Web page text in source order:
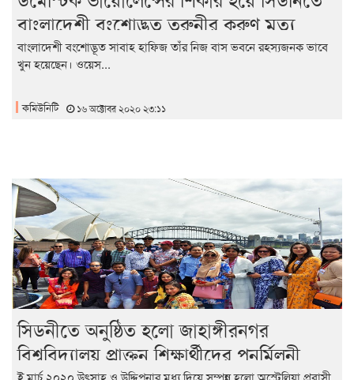
বাংলাদেশী বংশোদ্ভূত তরুনীর করুণ মৃত্যু
বাংলাদেশী বংশোদ্ভূত সাবাহ হাফিজ তাঁর নিজ বাস ভবনে রহস্যজনক ভাবে
খুন হয়েছেন। ওয়েস...
কমিউনিটি ১৬ অক্টোবর ২০২০ ২৩:১১
সিডনীতে অনুষ্ঠিত হলো জাহাঙ্গীরনগর
বিশ্ববিদ্যালয় প্রাক্তন শিক্ষার্থীদের পুনর্মিলনী
ই মার্চ ২০২০ উৎসাহ ও উদ্দিপনার মধ্য দিয়ে সম্পন্ন হলো অস্ট্রেলিয়া প্রবাসী